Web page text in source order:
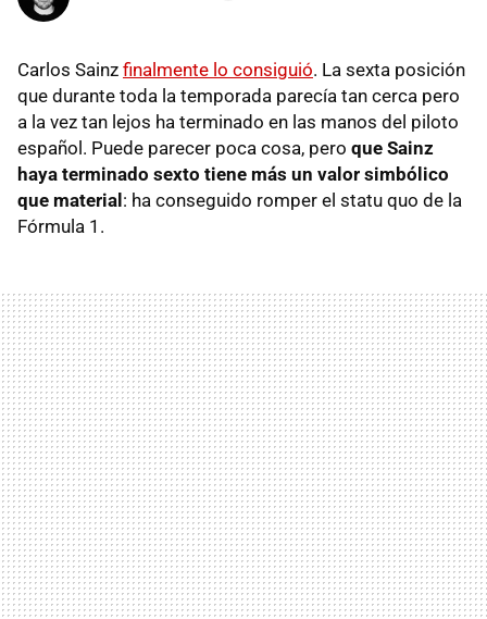
Carlos Sainz finalmente lo consiguió. La sexta posición
que durante toda la temporada parecía tan cerca pero
a la vez tan lejos ha terminado en las manos del piloto
español. Puede parecer poca cosa, pero que Sainz
haya terminado sexto tiene más un valor simbólico
que material: ha conseguido romper el statu quo de la
Fórmula 1.